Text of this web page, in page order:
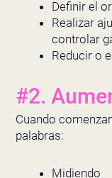
Definir el
Realizar
controlar
Reducir o
#2.
Cuando
palabras:
Midiendo